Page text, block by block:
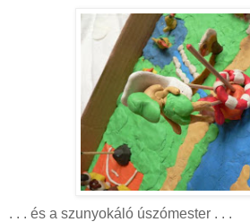
. . . és a szunyokáló úszómester . . .